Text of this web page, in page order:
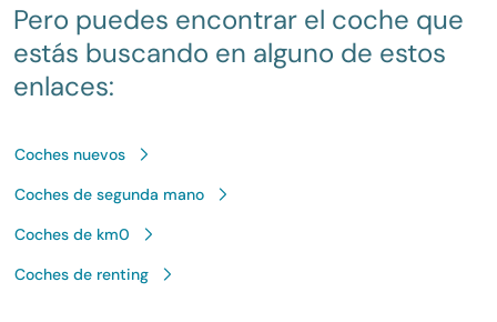
Pero puedes encontrar el coche que
estás buscando en alguno de estos
enlaces:
Coches nuevos
Coches de segunda mano
Coches de km0
Coches de renting